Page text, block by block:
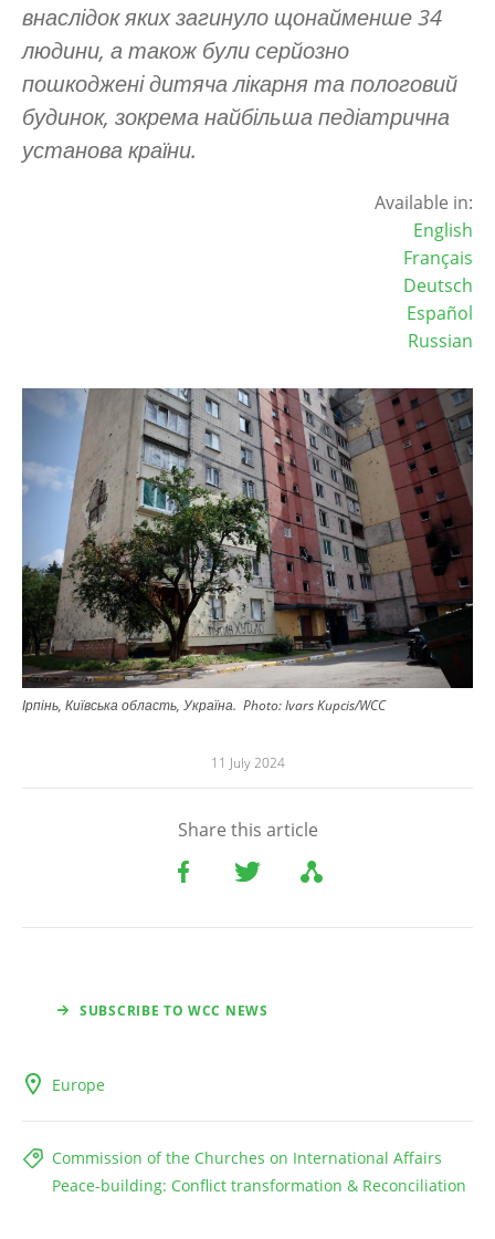
внаслідок яких загинуло щонайменше 34
людини, а також були серйозно
пошкоджені дитяча лікарня та пологовий
будинок, зокрема найбільша педіатрична
установа країни.
Available in:
English
Français
Deutsch
Español
Russian
Зображення
Ірпінь, Київська область, Україна. Photo:Ivars Kupcis/WCC
11 July 2024
Share this article
SUBSCRIBE TO WCC NEWS
Europe
Commission of the Churches on International Affairs
Peace-building: Conflict transformation & Reconciliation